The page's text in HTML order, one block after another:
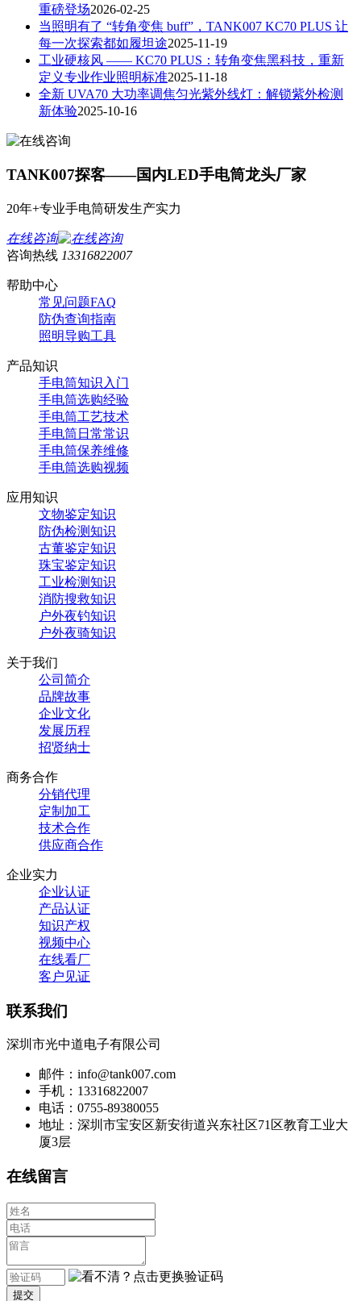
重磅登场2026-02-25
当照明有了 “转角变焦 buff”，TANK007 KC70 PLUS 让
每一次探索都如履坦途2025-11-19
工业硬核风 —— KC70 PLUS：转角变焦黑科技，重新
定义专业作业照明标准2025-11-18
全新 UVA70 大功率调焦匀光紫外线灯：解锁紫外检测
新体验2025-10-16
TANK007探客——国内LED手电筒龙头厂家
20年+专业手电筒研发生产实力
在线咨询
咨询热线 13316822007
帮助中心
常见问题FAQ
防伪查询指南
照明导购工具
产品知识
手电筒知识入门
手电筒选购经验
手电筒工艺技术
手电筒日常常识
手电筒保养维修
手电筒选购视频
应用知识
文物鉴定知识
防伪检测知识
古董鉴定知识
珠宝鉴定知识
工业检测知识
消防搜救知识
户外夜钓知识
户外夜骑知识
关于我们
公司简介
品牌故事
企业文化
发展历程
招贤纳士
商务合作
分销代理
定制加工
技术合作
供应商合作
企业实力
企业认证
产品认证
知识产权
视频中心
在线看厂
客户见证
联系我们
深圳市光中道电子有限公司
邮件：info@tank007.com
手机：13316822007
电话：0755-89380055
地址：深圳市宝安区新安街道兴东社区71区教育工业大
厦3层
在线留言